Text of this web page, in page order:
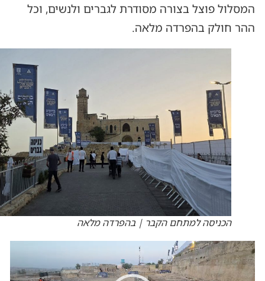
המסלול פוצל בצורה מסודרת לגברים ולנשים, וכל
ההר חולק בהפרדה מלאה.
הכניסה למתחם הקבר | בהפרדה מלאה
נגן
וידאו